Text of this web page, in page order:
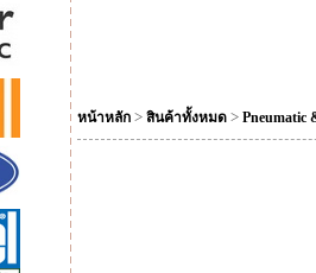
หน้าหลัก > สินค้าทั้งหมด > Pneumatic